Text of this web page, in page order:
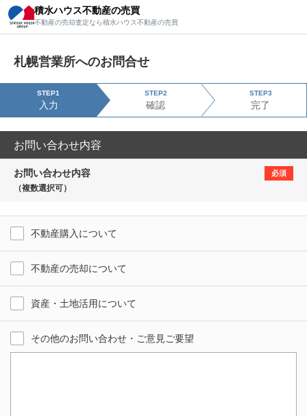
積水ハウス不動産の売買
不動産の売却査定なら積水ハウス不動産の売買
札幌営業所へのお問合せ
STEP1
入力
STEP2
確認
STEP3
完了
お問い合わせ内容
お問い合わせ内容
（複数選択可）
必須
不動産購入について
不動産の売却について
資産・土地活用について
その他のお問い合わせ・ご意見ご要望
積水ハウス不動産の売買
不動産の売却査定なら積水ハウス不動産の売買